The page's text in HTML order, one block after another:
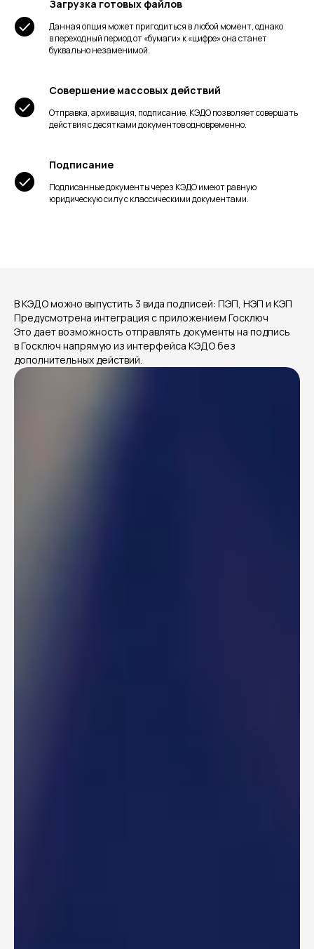
Загрузка готовых файлов
Данная опция может пригодиться в любой момент, однако
в переходный период от «бумаги» к «цифре» она станет
буквально незаменимой.
Совершение массовых действий
Отправка, архивация, подписание. КЭДО позволяет совершать
действия с десятками документов одновременно.
Подписание
Подписанные документы через КЭДО имеют равную
юридическую силу с классическими документами.
В КЭДО можно выпустить 3 вида подписей: ПЭП, НЭП и КЭП
Предусмотрена интеграция с приложением Госключ
Это дает возможность отправлять документы на подпись
в Госключ напрямую из интерфейса КЭДО без
дополнительных действий.